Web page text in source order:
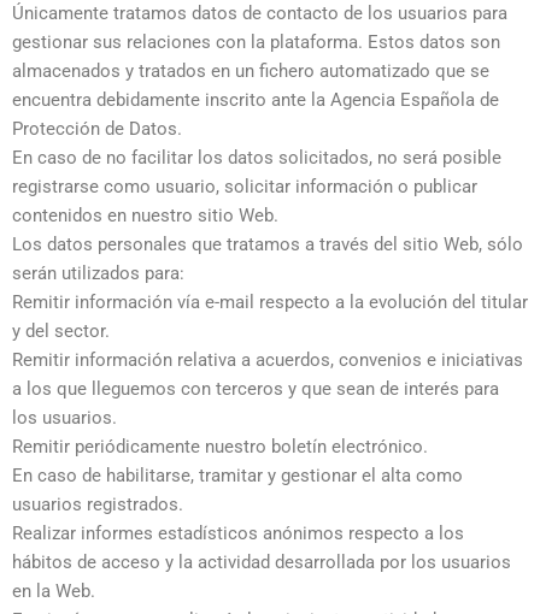
Únicamente tratamos datos de contacto de los usuarios para
gestionar sus relaciones con la plataforma. Estos datos son
almacenados y tratados en un fichero automatizado que se
encuentra debidamente inscrito ante la Agencia Española de
Protección de Datos.
En caso de no facilitar los datos solicitados, no será posible
registrarse como usuario, solicitar información o publicar
contenidos en nuestro sitio Web.
Los datos personales que tratamos a través del sitio Web, sólo
serán utilizados para:
Remitir información vía e-mail respecto a la evolución del titular
y del sector.
Remitir información relativa a acuerdos, convenios e iniciativas
a los que lleguemos con terceros y que sean de interés para
los usuarios.
Remitir periódicamente nuestro boletín electrónico.
En caso de habilitarse, tramitar y gestionar el alta como
usuarios registrados.
Realizar informes estadísticos anónimos respecto a los
hábitos de acceso y la actividad desarrollada por los usuarios
en la Web.